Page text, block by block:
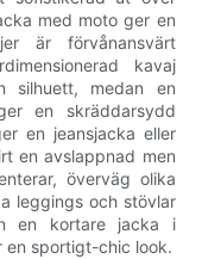
med moto ger en
är förvånansvärt
kavaj
silhuett, medan en
en skräddarsydd
en jeansjacka eller
en avslappnad men
överväg olika
leggings och stövlar
en kortare jacka i
en sportigt-chic look.